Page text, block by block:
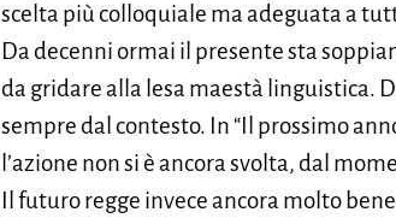
scelta più colloquiale ma adeguata a
Da decenni ormai il presente sta
da gridare alla lesa maestà linguistica.
sempre dal contesto. In “Il prossimo
l’azione non si è ancora svolta, dal
Il futuro regge invece ancora molto